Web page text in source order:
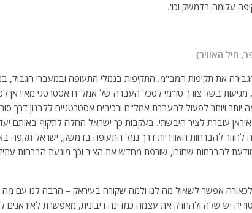
עלומה בדמשק וכו'.
חיל האוויר)
את תקיפות המב"מ. התקיפות בנמלי התעופה ובמעברי הגבול,
מגיעות בשל צורך טז"מי לסכל העברה של אמל"ח אסטרטגי מאיראן
ויותר לפעול להעברת אמל"ח ורכיבים אסטרטגיים ללבנון דרך
איראן עוברת לציר היבשתי. בעקבות כך ישראל החלה לתקוף באותם
להברחות האוויריות דרך נמל התעופה בדמשק, ישראל תקפה
להברחות שחזרו, שורפת מחדש את הציר וכך מונעת הברחות
אפשר לשאול מה לנו ולמה שקורה בעיראק – הרבה לנו עם
יש שלה ולהחזיק את עצמה כמדינה ריבונית, מאפשרת לאיראנים